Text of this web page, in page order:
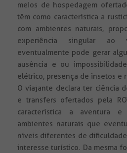
meios de hospedagem
têm como característica a
com ambientes naturais,
experiência singular ao
eventualmente pode gerar
ausência e ou
elétrico, presença de insetos e
O viajante declara ter ciência
e transfers ofertados pela
característica a aventura
ambientes naturais que
níveis diferentes de dificuldade
interesse turístico. Da mesma